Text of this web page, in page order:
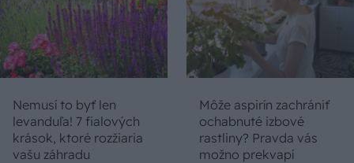
Nemusí to byť len
levanduľa! 7 fialových
krások, ktoré rozžiaria
vašu záhradu
Môže aspirín zachrániť
ochabnuté izbové
rastliny? Pravda vás
možno prekvapí